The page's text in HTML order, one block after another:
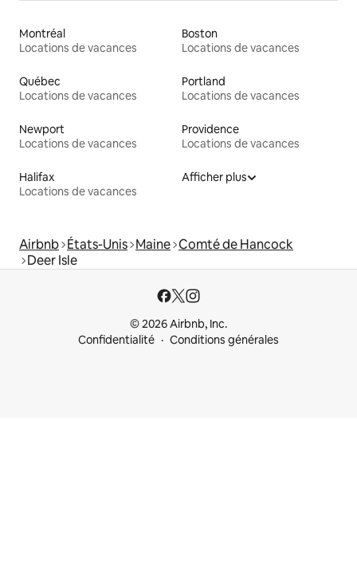
Montréal
Locations de vacances
Boston
Locations de vacances
Québec
Locations de vacances
Portland
Locations de vacances
Newport
Locations de vacances
Providence
Locations de vacances
Halifax
Locations de vacances
Afficher plus
Airbnb États-Unis Maine Comté de Hancock
Deer Isle
© 2026 Airbnb, Inc.
Confidentialité
Conditions générales